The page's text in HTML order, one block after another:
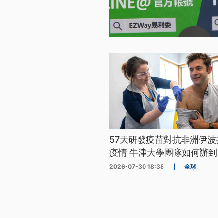
57天研發疫苗對抗非洲伊
疫情 牛津大學團隊如何辦
2026-07-30 18:38 全球